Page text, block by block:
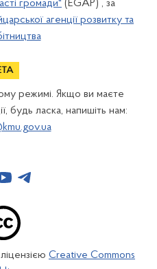
громади" (EGAP) , за
агенції розвитку та
режимі. Якщо ви маєте
будь ласка, напишіть нам:
Creative Commons